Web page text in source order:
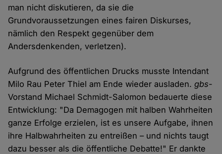
man nicht diskutieren, da sie die
Grundvoraussetzungen eines fairen Diskurses,
nämlich den Respekt gegenüber dem
Andersdenkenden, verletzen).
Aufgrund des öffentlichen Drucks musste Intendant
Milo Rau Peter Thiel am Ende wieder ausladen.gbs-
Vorstand Michael Schmidt-Salomon bedauerte diese
Entwicklung: "Da Demagogen mit halben Wahrheiten
ganze Erfolge erzielen, ist es unsere Aufgabe, ihnen
ihre Halbwahrheiten zu entreißen – und nichts taugt
dazu besser als die öffentliche Debatte!" Er dankte